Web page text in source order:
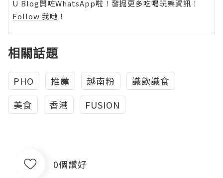
U Blog開咗WhatsApp啦！發掘更多吃喝玩樂資訊！
Follow 我哋 ！
相關話題
PHO 推薦 越南粉
識飲識食
美食
香港 FUSION
0個讚好